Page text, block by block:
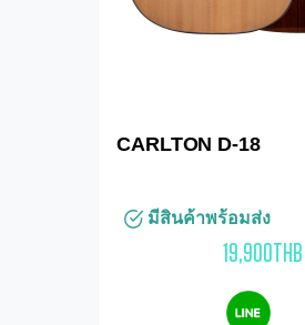
CARLTON D-18
มีสินค้าพร้อมส่ง
19,900THB